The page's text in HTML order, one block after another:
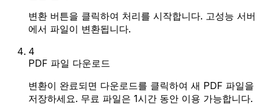
변환 버튼을 클릭하여 처리를 시작합니다. 고성능 서버
에서 파일이 변환됩니다.
4
PDF 파일 다운로드
변환이 완료되면 다운로드를 클릭하여 새 PDF 파일을
저장하세요. 무료 파일은 1시간 동안 이용 가능합니다.